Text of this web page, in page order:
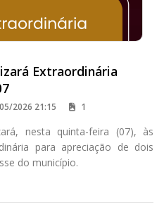
Extraordinária
2026 21:15 1
nesta quinta-feira (07), às
para apreciação de dois
do município.